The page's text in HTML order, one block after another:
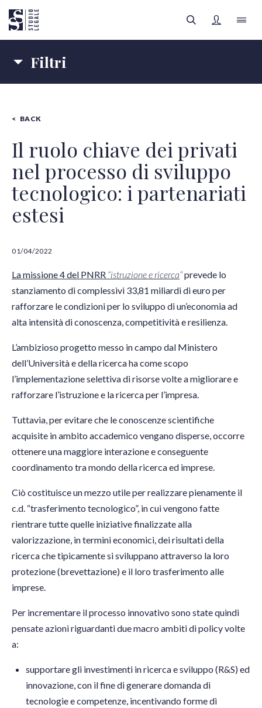
APPROFONDIMENTI
FOCUS SANITÀ
Tutte le categorie
Filtri
IMPRESE
SANITÀ
Tipologia contenuti
BACK
Il ruolo chiave dei privati
nel processo di sviluppo
tecnologico: i partenariati
estesi
01/04/2022
La missione 4 del PNRR “istruzione e ricerca”prevede lo
stanziamento di complessivi 33,81 miliardi di euro per
rafforzare le condizioni per lo sviluppo di un’economia ad
alta intensità di conoscenza, competitività e resilienza.
L’ambizioso progetto messo in campo dal Ministero
dell’Università e della ricerca ha come scopo
l’implementazione selettiva di risorse volte a migliorare e
rafforzare l’istruzione e la ricerca per l’impresa.
Tuttavia, per evitare che le conoscenze scientifiche
acquisite in ambito accademico vengano disperse, occorre
ottenere una maggiore interazione e conseguente
coordinamento tra mondo della ricerca ed imprese.
Ciò costituisce un mezzo utile per realizzare pienamente il
c.d. “trasferimento tecnologico”, in cui vengono fatte
rientrare tutte quelle iniziative finalizzate alla
valorizzazione, in termini economici, dei risultati della
ricerca che tipicamente si sviluppano attraverso la loro
protezione (brevettazione) e il loro trasferimento alle
imprese.
Per incrementare il processo innovativo sono state quindi
pensate azioni riguardanti due macro ambiti di policy volte
a:
supportare gli investimenti in ricerca e sviluppo (R&S) ed
innovazione, con il fine di generare domanda di
tecnologie e competenze, incentivando forme di